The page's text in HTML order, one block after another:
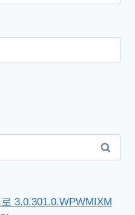
3.0.301.0.WPWMIXM